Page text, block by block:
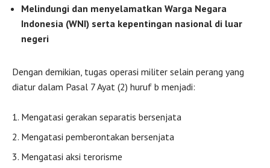
Melindungi dan menyelamatkan Warga Negara
Indonesia (WNI) serta kepentingan nasional di luar
negeri
Dengan demikian, tugas operasi militer selain perang yang
diatur dalam Pasal 7 Ayat (2) huruf b menjadi:
Mengatasi gerakan separatis bersenjata
Mengatasi pemberontakan bersenjata
Mengatasi aksi terorisme